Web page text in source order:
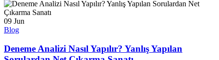
09 Jun
Blog
Deneme Analizi Nasıl Yapılır? Yanlış Yapılan